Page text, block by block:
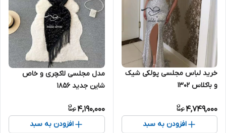
خرید لباس مجلسی پولکی شیک
و باکلاس ۱۳۰۲
4,749,000
افزودن به سبد
مدل مجلسی لاکچری و خاص
شاین جدید ۱۸۵۶
4,190,000
افزودن به سبد